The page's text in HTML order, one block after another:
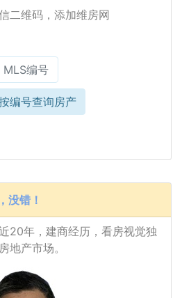
二维码，添加维房网
编号查询房产
没错！
20年，建商经历，看房视觉独
地产市场。